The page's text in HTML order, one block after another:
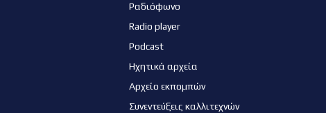
Ραδιόφωνο
Radio player
Podcast
Ηχητικά αρχεία
Αρχείο εκπομπών
Συνεντεύξεις καλλιτεχνών